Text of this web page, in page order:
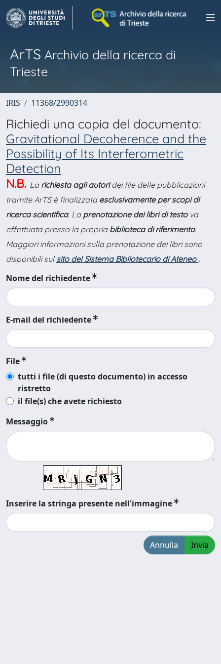
ArTS Archivio della ricerca di
Trieste
IRIS 11368/2990314
Richiedi una copia del documento:
Gravitational Decoherence and the
Possibility of Its Interferometric
Detection
N.B. La richiesta agli autoridei file delle pubblicazioni
tramite ArTS è finalizzata esclusivamente per scopi di
ricerca scientifica. La prenotazione dei libri di testova
effettuata presso la propria biblioteca di riferimento.
Maggiori informazioni sulla prenotazione dei libri sono
disponibili sul sito del Sistema Bibliotecario di Ateneo .
Nome del richiedente
E-mail del richiedente
File
tutti i file (di questo documento) in accesso
ristretto
il file(s) che avete richiesto
Messaggio
Inserire la stringa presente nell'immagine
Annulla Invia